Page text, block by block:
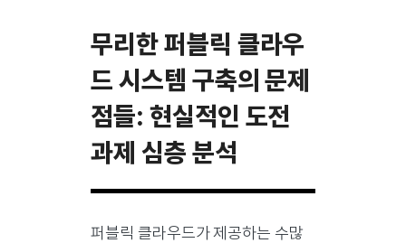
무리한 퍼블릭 클라우
드 시스템 구축의 문제
점들: 현실적인 도전
과제 심층 분석
퍼블릭 클라우드가 제공하는 수많